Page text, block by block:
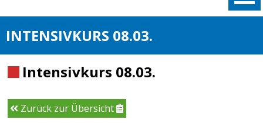
INTENSIVKURS 08.03.
Intensivkurs 08.03.
Zurück zur Übersicht